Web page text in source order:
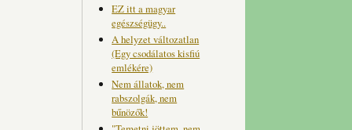
EZ itt a magyar
egészségügy..
A helyzet változatlan
(Egy csodálatos kisfiú
emlékére)
Nem állatok, nem
rabszolgák, nem
bűnözők!